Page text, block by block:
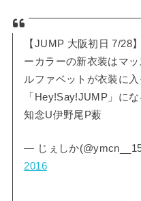
【JUMP 大阪初日 7/28
ーカラーの新衣装はマ
ルファベットが衣装に
「Hey!Say!JUMP」に
知念U伊野尾P薮
— じぇしか
2016